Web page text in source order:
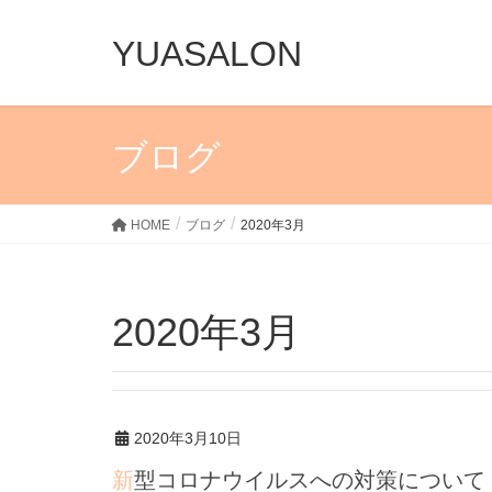
YUASALON
ブログ
HOME ブログ 2020年3月
2020年3月
2020年3月10日
新型コロナウイルスへの対策について